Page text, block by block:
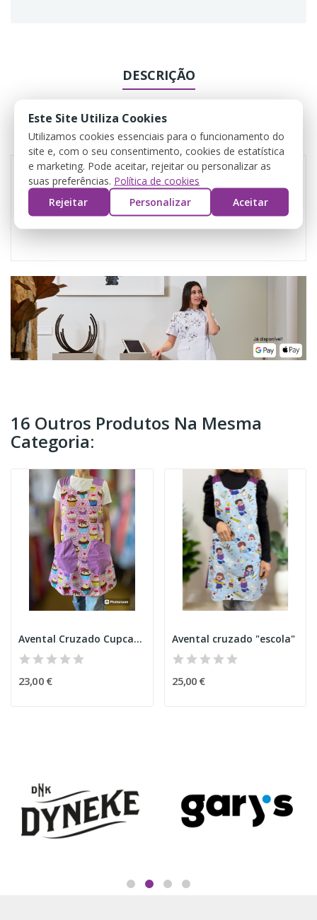
DESCRIÇÃO
COMENTÁRIOS
Tamanho 1 (S ao XL)
Tamanho 2 (XL ao 3XL)
16 Outros Produtos Na Mesma
Categoria:
Avental Cruzado Cupcake C
23,00 €
Avental cruzado "escola"
25,00 €
Este Site Utiliza Cookies
Utilizamos cookies essenciais para o funcionamento do
site e, com o seu consentimento, cookies de estatística
e marketing. Pode aceitar, rejeitar ou personalizar as
suas preferências. Política de cookies
Rejeitar
Personalizar Aceitar